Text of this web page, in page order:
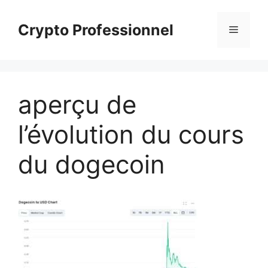
contenuCrypto Professionnel Menu
aperçu de
l’évolution du cours
du dogecoin